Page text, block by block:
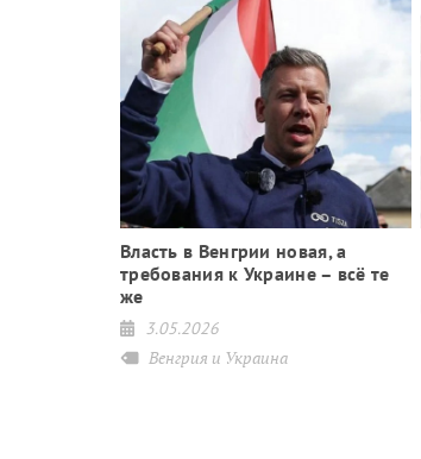
Власть в Венгрии новая, а
требования к Украине – всё те
же
3.05.2026
Венгрия и Украина